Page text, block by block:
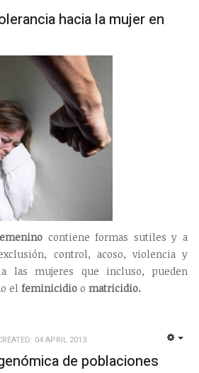
hacia la mujer en
contiene formas sutiles y a
control, acoso, violencia y
las mujeres que incluso, pueden
el feminicidio o matricidio.
04 APRIL 2013
de poblaciones